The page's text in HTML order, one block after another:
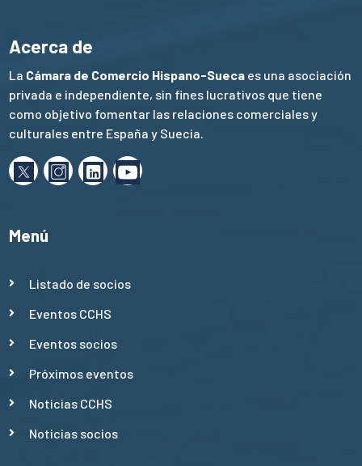
Acerca de
La Cámara de Comercio Hispano-Sueca es una asociación
privada e independiente, sin fines lucrativos que tiene
como objetivo fomentar las relaciones comerciales y
culturales entre España y Suecia.
Menú
Listado de socios
Eventos CCHS
Eventos socios
Próximos eventos
Noticias CCHS
Noticias socios